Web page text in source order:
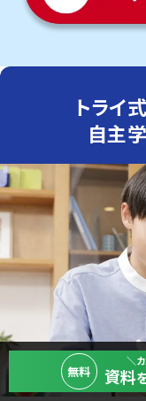
トライ
自主
無料
＼
資料